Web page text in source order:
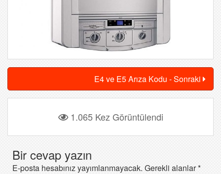
E4 ve E5 Arıza Kodu - Sonraki
1.065 Kez Görüntülendi
Bir cevap yazın
E-posta hesabınız yayımlanmayacak. Gerekli alanlar*